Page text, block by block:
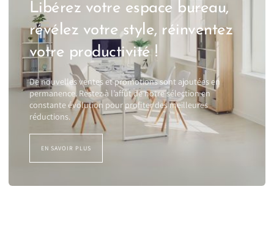
Libérez votre espace bureau,
révélez votre style, réinventez
votre productivité !
De nouvelles ventes et promotions sont ajoutées en
permanence. Restez à l’affût de notre sélection en
constante évolution pour profiter des meilleures
réductions.
EN SAVOIR PLUS